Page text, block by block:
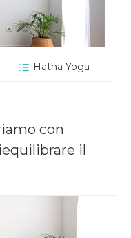
Hatha Yoga
con
il